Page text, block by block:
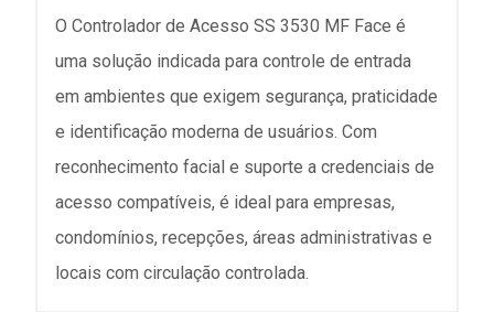
O Controlador de Acesso SS 3530 MF Face é
uma solução indicada para controle de entrada
em ambientes que exigem segurança, praticidade
e identificação moderna de usuários. Com
reconhecimento facial e suporte a credenciais de
acesso compatíveis, é ideal para empresas,
condomínios, recepções, áreas administrativas e
locais com circulação controlada.